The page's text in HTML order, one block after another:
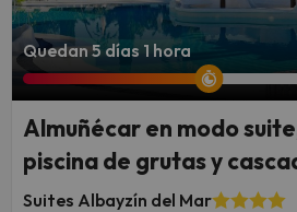
Quedan 5 días 1 hora
Almuñécar en modo
piscina de grutas y
Suites Albayzín del Mar